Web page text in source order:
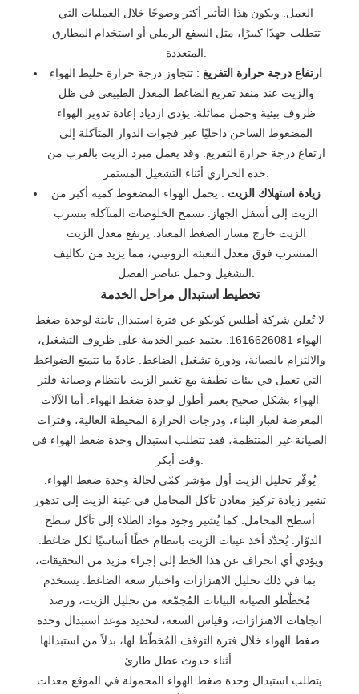
العمل. ويكون هذا التأثير أكثر وضوحًا خلال العمليات التي
تتطلب جهدًا كبيرًا، مثل السفع الرملي أو استخدام المطارق
ارتفاع درجة حرارة التفريغ : تتجاوز درجة حرارة خليط الهواء
والزيت عند منفذ تفريغ الضاغط المعدل الطبيعي في ظل
ظروف بيئية وحمل مماثلة. يؤدي ازدياد إعادة تدوير الهواء
المضغوط الساخن داخليًا عبر فجوات الدوار المتآكلة إلى
ارتفاع درجة حرارة التفريغ. وقد يعمل مبرد الزيت بالقرب من
زيادة استهلاك الزيت : يحمل الهواء المضغوط كمية أكبر من
الزيت إلى أسفل الجهاز. تسمح الخلوصات المتآكلة بتسرب
الزيت خارج مسار الضغط المعتاد. يرتفع معدل الزيت
المتسرب فوق معدل التعبئة الروتيني، مما يزيد من تكاليف
تخطيط استبدال مراحل الخدمة
لا تُعلن شركة أطلس كوبكو عن فترة استبدال ثابتة لوحدة ضغط
الهواء 1616626081. يعتمد عمر الخدمة على ظروف التشغيل،
والالتزام بالصيانة، ودورة تشغيل الضاغط. عادةً ما تتمتع الضواغط
التي تعمل في بيئات نظيفة مع تغيير الزيت بانتظام وصيانة فلتر
الهواء بشكل صحيح بعمر أطول لوحدة ضغط الهواء. أما الآلات
المعرضة لغبار البناء، ودرجات الحرارة المحيطة العالية، وفترات
الصيانة غير المنتظمة، فقد تتطلب استبدال وحدة ضغط الهواء في
يُوفّر تحليل الزيت أول مؤشر كمّي لحالة وحدة ضغط الهواء.
تشير زيادة تركيز معادن تآكل المحامل في عينة الزيت إلى تدهور
أسطح المحامل. كما يُشير وجود مواد الطلاء إلى تآكل سطح
الدوّار. يُحدّد أخذ عينات الزيت بانتظام خطًا أساسيًا لكل ضاغط.
ويؤدي أي انحراف عن هذا الخط إلى إجراء مزيد من التحقيقات،
بما في ذلك تحليل الاهتزازات واختبار سعة الضاغط. يستخدم
مُخطّطو الصيانة البيانات المُجمّعة من تحليل الزيت، ورصد
اتجاهات الاهتزازات، وقياس السعة، لتحديد موعد استبدال وحدة
ضغط الهواء خلال فترة التوقف المُخطّط لها، بدلاً من استبدالها
يتطلب استبدال وحدة ضغط الهواء المحمولة في الموقع معدات